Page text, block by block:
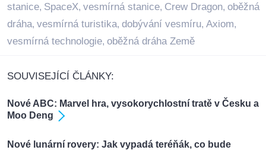
stanice, SpaceX, vesmírná stanice, Crew Dragon, oběžná
dráha, vesmírná turistika, dobývání vesmíru, Axiom,
vesmírná technologie, oběžná dráha Země
SOUVISEJÍCÍ ČLÁNKY:
Nové ABC: Marvel hra, vysokorychlostní tratě v Česku a
Moo Deng
Nové lunární rovery: Jak vypadá teréňák, co bude